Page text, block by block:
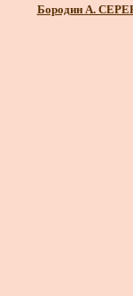
Бородин А.